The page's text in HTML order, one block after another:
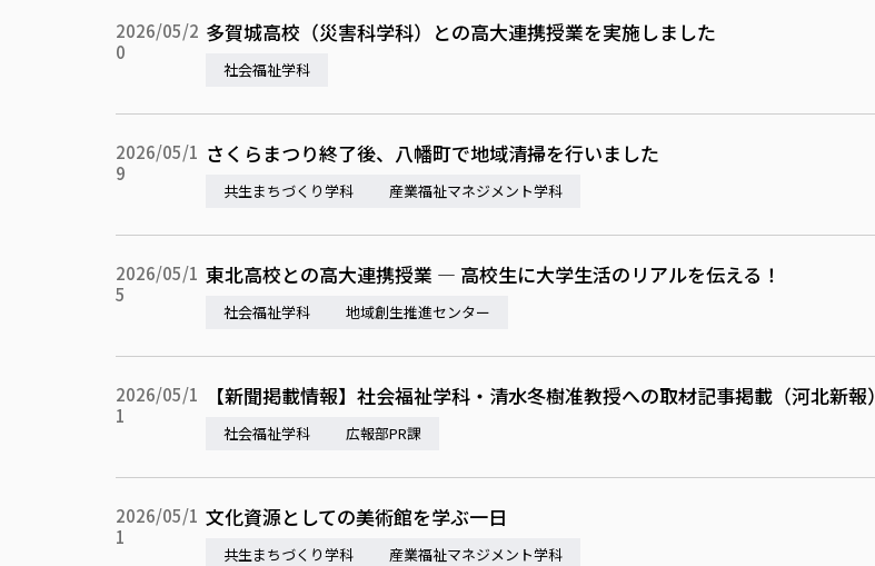
2026/05/2
0
多賀城高校（災害科学科）との高大連携授業を実施しました
社会福祉学科
2026/05/1
9
さくらまつり終了後、八幡町で地域清掃を行いました
共生まちづくり学科 産業福祉マネジメント学科
2026/05/1
5
東北高校との高大連携授業 — 高校生に大学生活のリアルを伝える！
社会福祉学科 地域創生推進センター
2026/05/1
1
【新聞掲載情報】社会福祉学科・清水冬樹准教授への取材記事掲載（河北新報）
社会福祉学科 広報部PR課
2026/05/1
1
文化資源としての美術館を学ぶ一日
共生まちづくり学科 産業福祉マネジメント学科